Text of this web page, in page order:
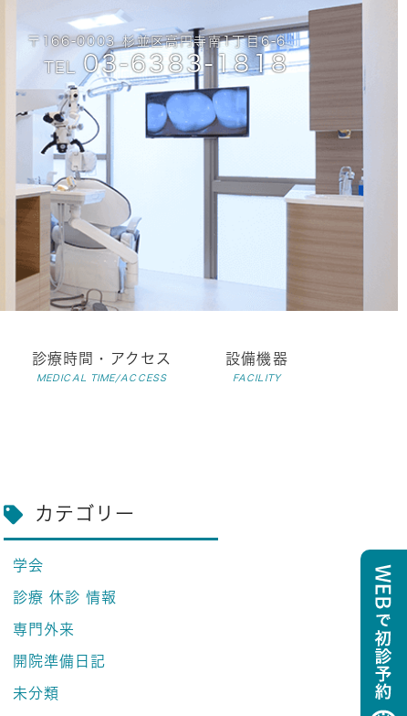
〒166-0003 杉並区高円寺南1丁目6-6
TEL 03-6383-1818
診療時間・アクセス
MEDICAL TIME/ACCESS
設備機器
FACILITY
カテゴリー
学会
診療 休診 情報
専門外来
開院準備日記
未分類